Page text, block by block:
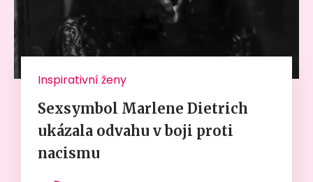
Inspirativní ženy
Sexsymbol Marlene Dietrich
ukázala odvahu v boji proti
nacismu